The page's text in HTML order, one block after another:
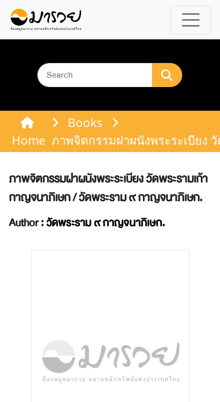
Home
Books
ภาพจิตกรรมฝาผนังพระระเบียง
ภาพจิตกรรมฝาผนังพระระเบียง วัดพระรามเก้า
กาญจนาภิเษก / วัดพระราม ๙ กาญจนาภิเษก.
Author :วัดพระราม ๙ กาญจนาภิเษก.